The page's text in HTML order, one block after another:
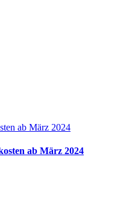
ab März 2024
ab März 2024